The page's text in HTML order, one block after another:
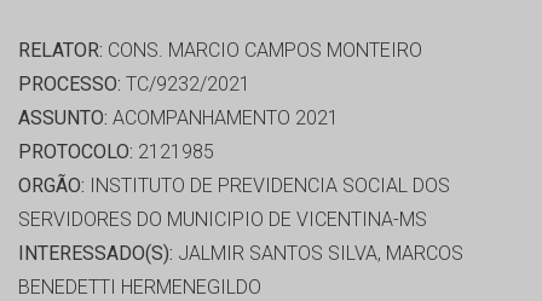
RELATOR: CONS. MARCIO CAMPOS MONTEIRO
PROCESSO: TC/9232/2021
ASSUNTO: ACOMPANHAMENTO 2021
PROTOCOLO: 2121985
ORGÃO: INSTITUTO DE PREVIDENCIA SOCIAL DOS
SERVIDORES DO MUNICIPIO DE VICENTINA-MS
INTERESSADO(S): JALMIR SANTOS SILVA, MARCOS
BENEDETTI HERMENEGILDO